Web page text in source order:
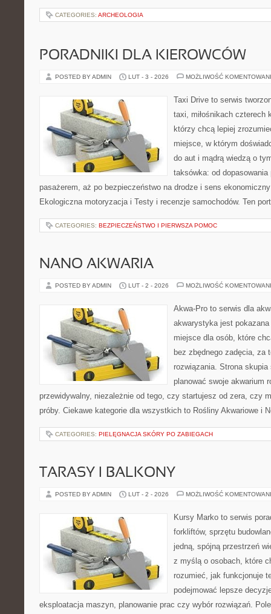
CATEGORIES: ARCHEOLOGIA
PORADNIKI DLA KIEROWCÓW
POSTED BY ADMIN LUT - 3 - 2026 MOŻLIWOŚĆ
Taxi Drive to serwis
taxi, miłośnikach czterech
którzy chcą lepiej
miejsce, w którym
do aut i mądrą wiedzą o
taksówka: od
pasażerem, aż po bezpieczeństwo na drodze i sens
Ekologiczna motoryzacja i Testy i recenzje samochodów. Ten
CATEGORIES: BEZPIECZEŃSTWO I PIERWSZA POMOC
NANO AKWARIA
POSTED BY ADMIN LUT - 2 - 2026 MOŻLIWOŚĆ
Akwa-Pro to serwis dla
akwarystyka jest
miejsce dla osób, które
bez zbędnego zadęcia, za
rozwiązania. Strona
planować swoje akwarium
przewidywalny, niezależnie od tego, czy startujesz od zera, czy
próby. Ciekawe kategorie dla wszystkich to Rośliny Akwariowe i
CATEGORIES: PIELĘGNACJA SKÓRY PO ZABIEGACH
TARASY I BALKONY
POSTED BY ADMIN LUT - 2 - 2026 MOŻLIWOŚĆ
Kursy Marko to serwis
forkliftów, sprzętu
jedną, spójną przestrzeń
z myślą o osobach, które
rozumieć, jak funkcjonuje
podejmować lepsze
eksploatacja maszyn, planowanie prac czy wybór rozwiązań.